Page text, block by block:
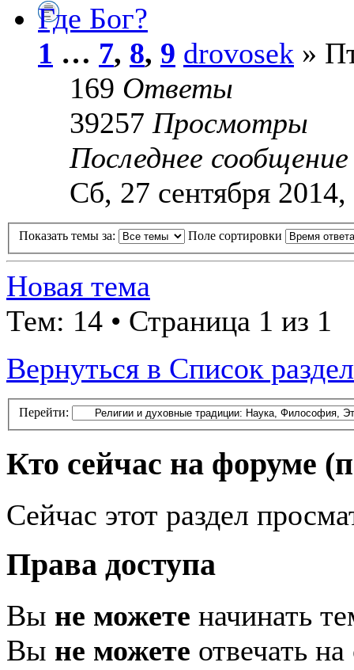
Где Бог?
1 … 7, 8, 9 drovosek »
169 Ответы
39257 Просмотры
Последнее
Сб, 27 сентября
Показать темы за: Поле сортировки
Новая тема
Тем: 14 • Страница 1 из 1
Вернуться в Список
Перейти:
Кто сейчас на форуме
Сейчас этот раздел
Права доступа
Вы не можете начинать
Вы не можете отвечать